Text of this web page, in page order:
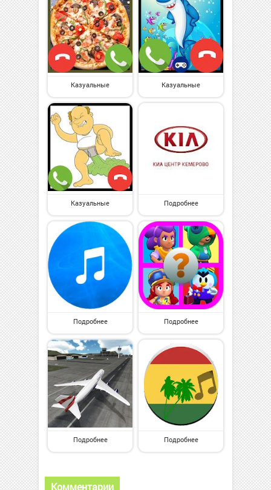
Казуальные Казуальные
Казуальные Подробнее
Подробнее Подробнее
Подробнее Подробнее
Комментарии